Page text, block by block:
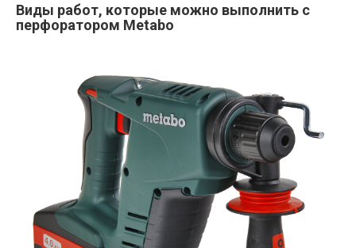
Виды работ, которые можно выполнить с
перфоратором Metabo